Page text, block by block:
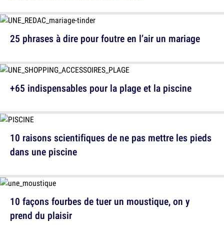
25 phrases à dire pour foutre en l’air un mariage
10 raisons scientifiques de ne pas mettre les pieds
dans une piscine
+65 indispensables pour la plage et la piscine
10 façons fourbes de tuer un moustique, on y
prend du plaisir